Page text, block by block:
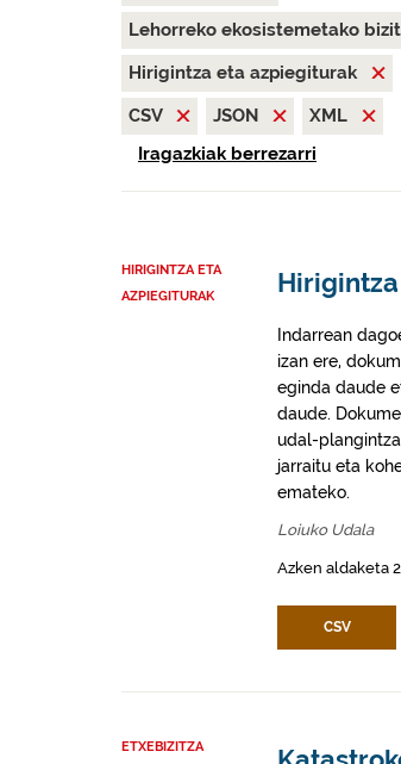
Lehorreko ekosistemetako
Hirigintza eta azpiegiturak
CSV
JSON
XML
Iragazkiak berrezarri
HIRIGINTZA ETA
AZPIEGITURAK
Indarrean
izan ere,
eginda daude
daude.
udal-
jarraitu eta
emateko.
Loiuko Udala
Azken aldaketa
CSV
ETXEBIZITZA